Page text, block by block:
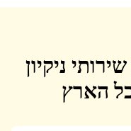
ניקיון
הארץ